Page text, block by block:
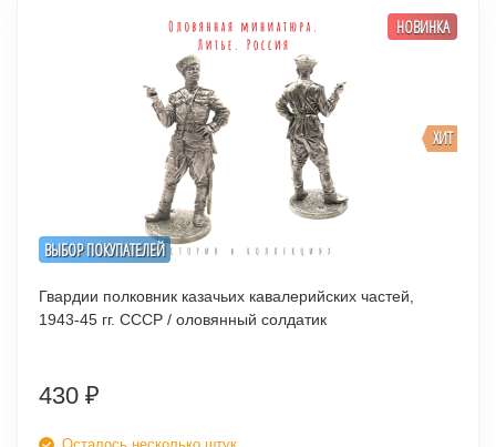
ВЫБОР ПОКУПАТЕЛЕЙ
ХИТ
НОВИНКА
Гвардии полковник казачьих кавалерийских частей,
1943-45 гг. СССР / оловянный солдатик
430 ₽